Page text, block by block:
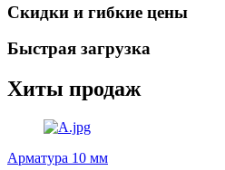
Скидки и гибкие цены
Быстрая загрузка
Хиты продаж
Арматура 10 мм